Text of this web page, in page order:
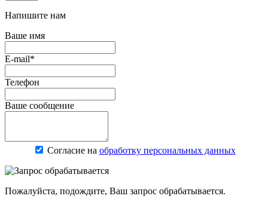
Напишите нам
Ваше имя
E-mail*
Телефон
Ваше сообщение
Согласие на обработку персональных данных
Пожалуйста, подождите, Ваш запрос обрабатывается.